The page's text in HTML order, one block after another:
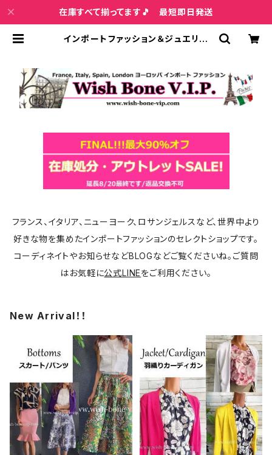
在庫すべて揃ってます🎵 最短即日発送
インポートファッション＆ジュエリー
フランス、イタリア、ニューヨーク、ロサンジェルスなど、世界中より
好きな物を集めたインポートファッションのセレクトショップです。
コーディネイトやお知らせなどBLOGなどご覧くださいね。ご質問
はお気軽に公式LINEをご利用ください。
New Arrival！！